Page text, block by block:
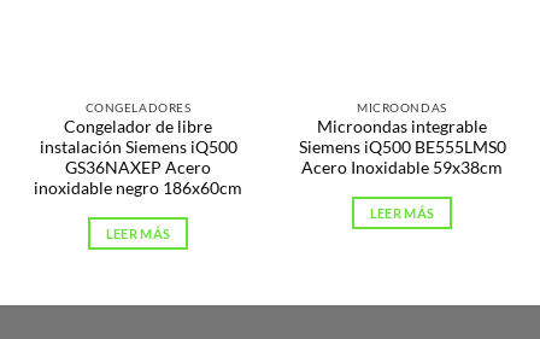
CONGELADORES
Congelador de libre
instalación Siemens iQ500
GS36NAXEP Acero
inoxidable negro 186x60cm
LEER MÁS
MICROONDAS
Microondas integrable
Siemens iQ500 BE555LMS0
Acero Inoxidable 59x38cm
LEER MÁS